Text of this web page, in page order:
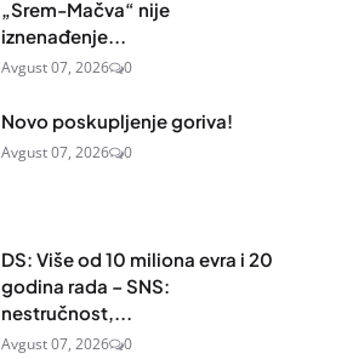
„Srem-Mačva“ nije
iznenađenje...
Avgust 07, 2026 0
Novo poskupljenje goriva!
Avgust 07, 2026 0
DS: Više od 10 miliona evra i 20
godina rada – SNS:
nestručnost,...
Avgust 07, 2026 0